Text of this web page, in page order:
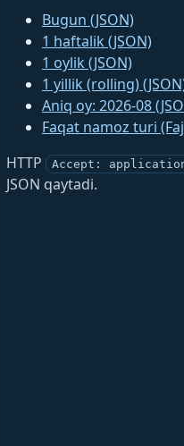
Bugun (JSON)
1 haftalik (JSON)
1 oylik (JSON)
1 yillik (rolling)
Aniq oy: 2026-08
Faqat namoz turi
HTTP
Accept:
JSON qaytadi.